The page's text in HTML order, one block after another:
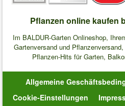
Pflanzen online kaufen
Im BALDUR-Garten Onlineshop,
Gartenversand und
Pflanzen-Hits für Garten,
Allgemeine
Cookie-Einstellungen